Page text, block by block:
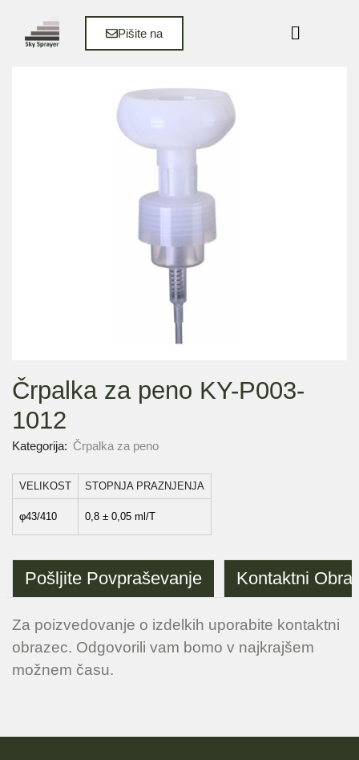
Pišite na
Črpalka za peno KY-P003-
1012
Kategorija: Črpalka za peno
VELIKOST STOPNJA PRAZNJENJA
φ43/410 0,8 ± 0,05 ml/T
Pošljite Povpraševanje Kontaktni
Za poizvedovanje o izdelkih uporabite kontaktni
obrazec. Odgovorili vam bomo v najkrajšem
možnem času.